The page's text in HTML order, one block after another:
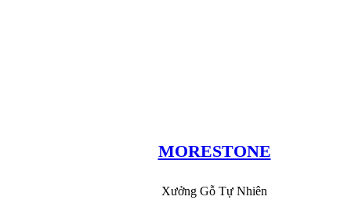
MORESTONE
Xưởng Gỗ Tự Nhiên